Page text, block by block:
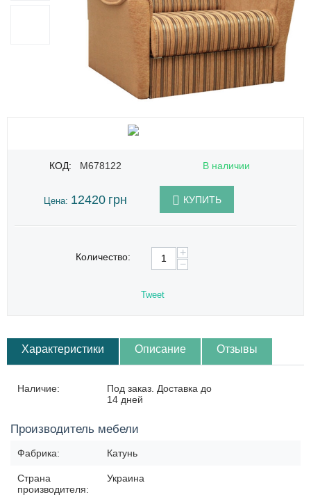
КОД: M678122 В наличии
Цена: 12420 грн КУПИТЬ
Количество:
+
−
Tweet
Характеристики Описание Отзывы
Наличие:
Под заказ. Доставка до
14 дней
Производитель мебели
Фабрика: Катунь
Страна
производителя:
Украина